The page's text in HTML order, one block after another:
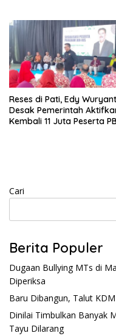
Reses di Pati, Edy
Desak Pemerintah
Kembali 11 Juta Peserta
Cari
Berita Populer
Dugaan Bullying MTs di
Diperiksa
Baru Dibangun, Talut
Dinilai Timbulkan Banyak
Tayu Dilarang